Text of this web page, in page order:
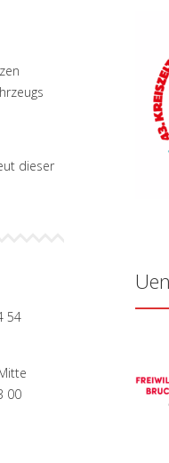
dieser
54
00